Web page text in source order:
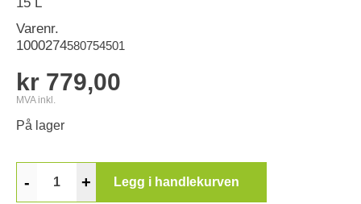
Varenr.
1000274580754501
kr 779,00
MVA inkl.
På lager
- + Legg i handlekurven